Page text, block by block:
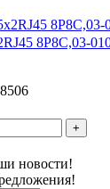
8P8C,03-
+
новости!